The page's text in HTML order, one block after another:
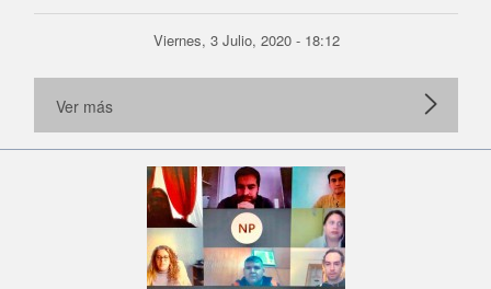
Viernes, 3 Julio, 2020 - 18:12
Ver más